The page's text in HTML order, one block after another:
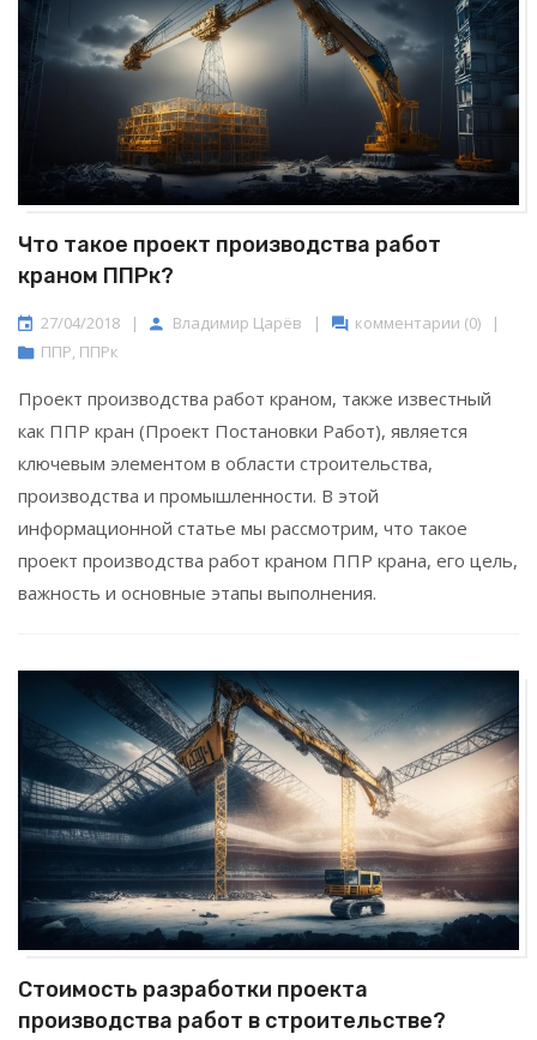
Что такое проект производства работ
краном ППРк?
27/04/2018 | Владимир Царёв | комментарии (0)
|
ППР, ППРк
Проект производства работ краном, также известный
как ППР кран (Проект Постановки Работ), является
ключевым элементом в области строительства,
производства и промышленности. В этой
информационной статье мы рассмотрим, что такое
проект производства работ краном ППР крана, его цель,
важность и основные этапы выполнения.
Стоимость разработки проекта
производства работ в строительстве?